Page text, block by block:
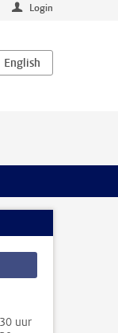
Login
pagina’s
pagina’s
uur